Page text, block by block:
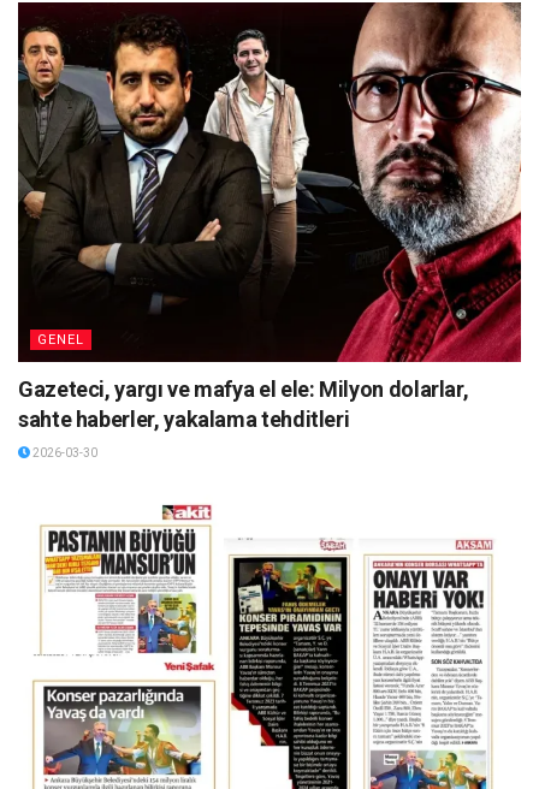
GENEL
Gazeteci, yargı ve mafya el ele: Milyon dolarlar,
sahte haberler, yakalama tehditleri
2026-03-30